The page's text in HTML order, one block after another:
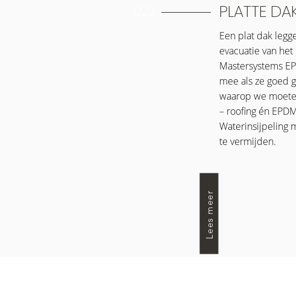
PLATTE
Een plat dak
evacuatie van
Mastersystems
mee als ze goed
waarop we
– roofing én
Waterinsijpeling
te vermijden.
Lees meer